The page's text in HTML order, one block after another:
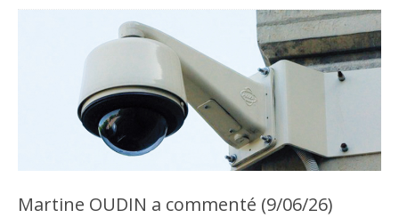
Martine OUDIN a commenté (9/06/26)